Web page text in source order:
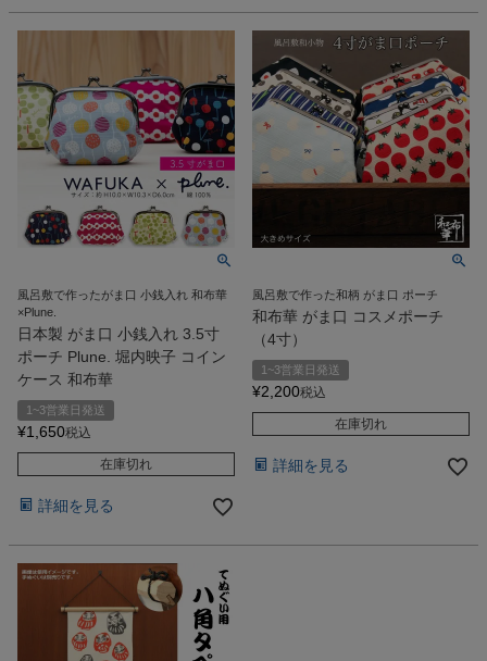
風呂敷で作ったがま口 小銭入れ 和布華
×Plune.
日本製 がま口 小銭入れ 3.5寸
ポーチ Plune. 堀内映子 コイン
ケース 和布華
1~3営業日発送
¥1,650税込
在庫切れ
詳細を見る
風呂敷で作った和柄 がま口 ポーチ
和布華 がま口 コスメポーチ
（4寸）
1~3営業日発送
¥2,200税込
在庫切れ
詳細を見る